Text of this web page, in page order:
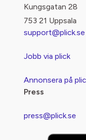
Kungsgatan 28
753 21 Uppsala
support@plick.se
Jobb via plick
Annonsera på
Press
press@plick.se